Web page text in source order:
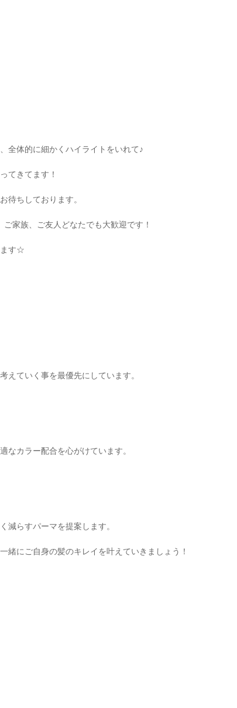
全体的に細かくハイライトをいれて♪
てきてます！
待ちしております。
家族、ご友人どなたでも大歓迎です！
す☆
えていく事を最優先にしています。
なカラー配合を心がけています。
減らすパーマを提案します。
緒にご自身の髪のキレイを叶えていきましょう！